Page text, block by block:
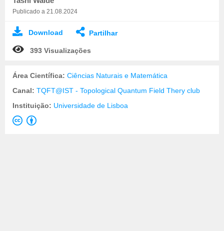
Publicado a 21.08.2024
Download Partilhar
393 Visualizações
Área Científica: Ciências Naturais e Matemática
Canal: TQFT@IST - Topological Quantum Field Thery club
Instituição: Universidade de Lisboa